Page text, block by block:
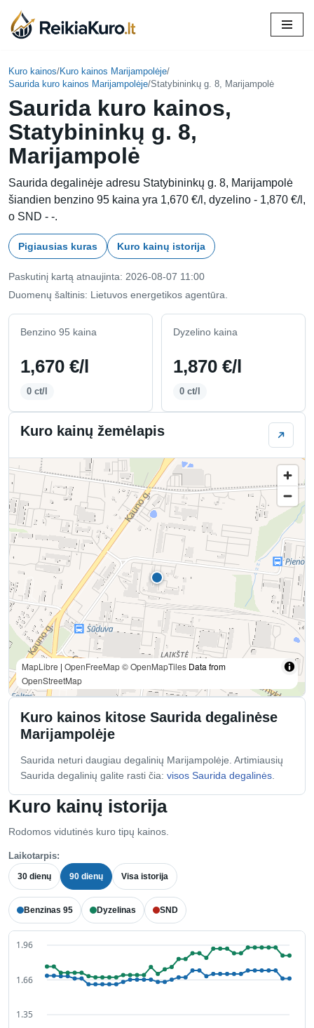
Skip
content
Kuro kainos/Kuro kainos Marijampolėje/
Saurida kuro kainos Marijampolėje/Statybininkų g. 8, Marijampolė
Saurida kuro kainos,
Statybininkų g. 8,
Marijampolė
Saurida degalinėje adresu Statybininkų g. 8, Marijampolė
šiandien benzino 95 kaina yra 1,670 €/l, dyzelino - 1,870 €/l,
o SND - -.
Pigiausias kuras Kuro kainų istorija
Paskutinį kartą atnaujinta: 2026-08-07 11:00
Duomenų šaltinis: Lietuvos energetikos agentūra.
Benzino 95 kaina
1,670 €/l
0 ct/l
Dyzelino kaina
1,870 €/l
0 ct/l
Kuro kainų istorija
Rodomos vidutinės kuro tipų kainos.
Laikotarpis:
30 dienų 90 dienų Visa istorija
Benzinas 95 Dyzelinas SND
Kuro kainų žemėlapis
MapLibre | OpenFreeMap© OpenMapTiles Data from
OpenStreetMap
Kuro kainos kitose Saurida degalinėse
Marijampolėje
Saurida neturi daugiau degalinių Marijampolėje. Artimiausių
Saurida degalinių galite rasti čia: visos Saurida degalinės